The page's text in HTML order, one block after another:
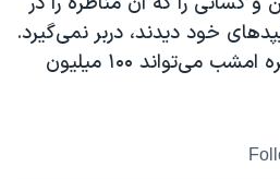
خود دیدند، دربر نمی‌گیرد.
ما فکر می‌کنیم این مناظره امشب می‌تواند ۱۰۰ میلیون